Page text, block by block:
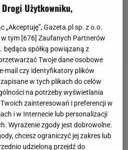
z klubów, który się
mam wiele czasu na
miasto, w którym będę żył,
dobrane dla mnie i całej
Wormgoor w rozmowie z
Użytkowniku,
„Akceptuję”, Gazeta.pl sp. z o.o.
tym [676] Zaufanych Partnerów
będąca spółką powiązaną z
Twoje dane osobowe
mail czy identyfikatory plików
w tych plikach do celów
na potrzeby wyświetlania
zainteresowań i preferencji w
i w Internecie lub personalizacji
Wyrażenie zgody jest dobrowolne.
chcesz ograniczyć jej zakres lub
udzieloną przejdź do